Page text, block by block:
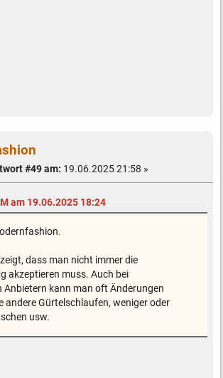
#49 am: 19.06.2025 21:58 »
am 19.06.2025 18:24
dass man nicht immer die
akzeptieren muss. Auch bei
Anbietern kann man oft Änderungen
andere Gürtelschlaufen, weniger oder
usw.